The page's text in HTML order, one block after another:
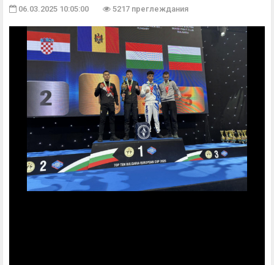
06.03.2025 10:05:00 5217 преглеждания